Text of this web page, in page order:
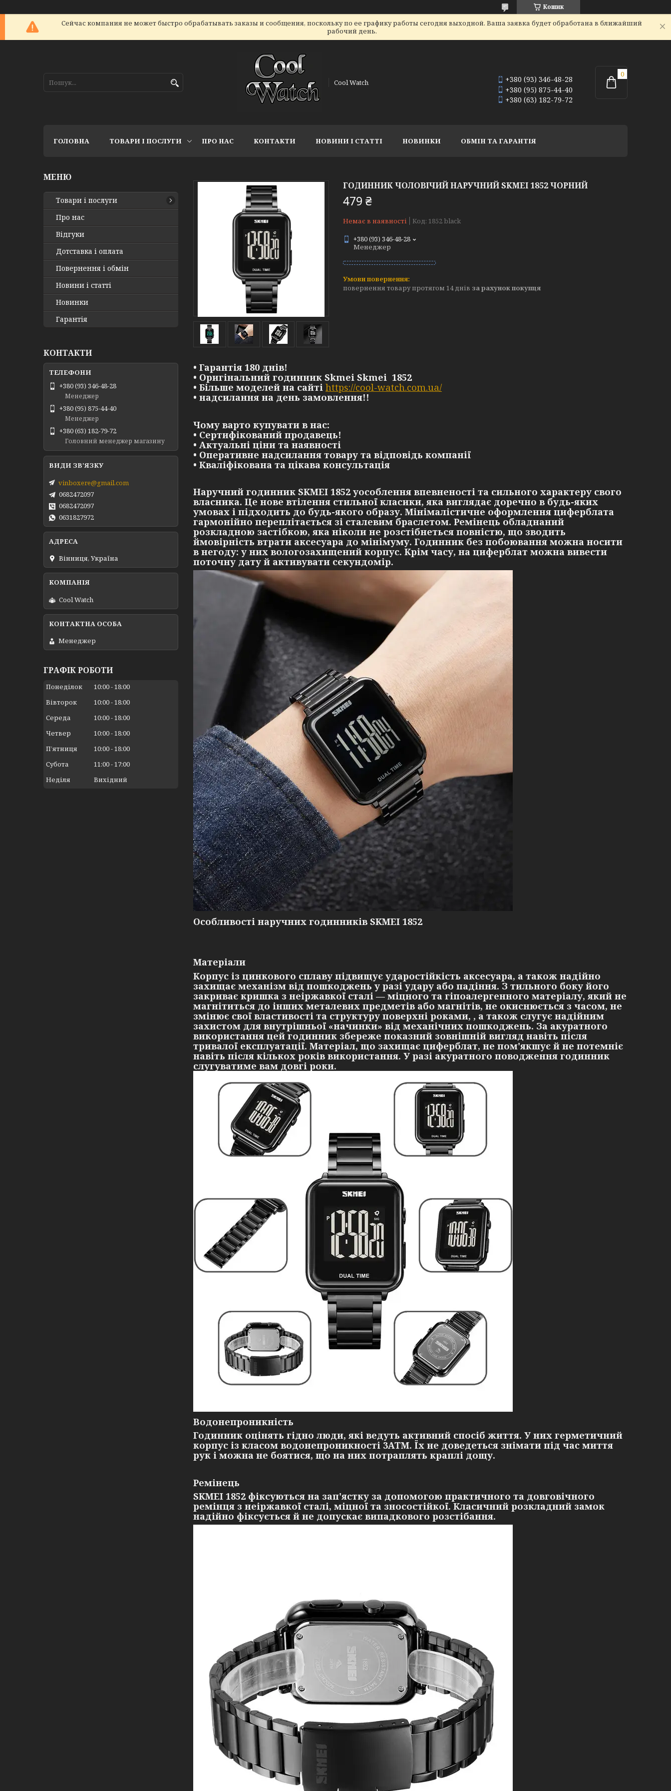
Кошик
Сейчас компания не может быстро обрабатывать заказы и сообщения, поскольку по ее графику работы сегодня выходной. Ваша заявка будет обработана в ближайший
рабочий день.
Cool Watch
+380 (93) 346-48-28
+380 (95) 875-44-40
+380 (63) 182-79-72
ГОЛОВНА ТОВАРИ І ПОСЛУГИ ПРО НАС КОНТАКТИ НОВИНИ І СТАТТІ НОВИНКИ ОБМІН ТА ГАРАНТІЯ
ГОДИННИК ЧОЛОВІЧИЙ НАРУЧНИЙ SKMEI 1852 ЧОРНИЙ
479 ₴
Немає в наявності Код: 1852 black
+380 (93) 346-48-28
Менеджер
повернення товару протягом 14 днів за рахунок покупця
• Гарантія 180 днів!
• Оригінальний годинник Skmei Skmei 1852
• Більше моделей на сайті https://cool-watch.com.ua/
• надсилання на день замовлення!!
Чому варто купувати в нас:
• Сертифікований продавець!
• Актуальні ціни та наявності
• Оперативне надсилання товару та відповідь компанії
• Кваліфікована та цікава консультація
Наручний годинник SKMEI 1852 уособлення впевненості та сильного характеру свого
власника. Це нове втілення стильної класики, яка виглядає доречно в будь-яких
умовах і підходить до будь-якого образу. Мінімалістичне оформлення циферблата
гармонійно переплітається зі сталевим браслетом. Ремінець обладнаний
розкладною застібкою, яка ніколи не розстібнеться повністю, що зводить
ймовірність втрати аксесуара до мінімуму. Годинник без побоювання можна носити
в негоду: у них вологозахищений корпус. Крім часу, на циферблат можна вивести
поточну дату й активувати секундомір.
Особливості наручних годинників SKMEI 1852
Матеріали
Корпус із цинкового сплаву підвищує ударостійкість аксесуара, а також надійно
захищає механізм від пошкоджень у разі удару або падіння. З тильного боку його
закриває кришка з неіржавкої сталі — міцного та гіпоалергенного матеріалу, який не
магнітиться до інших металевих предметів або магнітів, не окиснюється з часом, не
змінює свої властивості та структуру поверхні роками, , а також слугує надійним
захистом для внутрішньої «начинки» від механічних пошкоджень. За акуратного
використання цей годинник збереже показний зовнішній вигляд навіть після
тривалої експлуатації. Матеріал, що захищає циферблат, не пом'якшує й не потемніє
навіть після кількох років використання. У разі акуратного поводження годинник
слугуватиме вам довгі роки.
Водонепроникність
Годинник оцінять гідно люди, які ведуть активний спосіб життя. У них герметичний
корпус із класом водонепроникності 3ATM. Їх не доведеться знімати під час миття
рук і можна не боятися, що на них потраплять краплі дощу.
Ремінець
SKMEI 1852 фіксуються на зап'ястку за допомогою практичного та довговічного
ремінця з неіржавкої сталі, міцної та зносостійкої. Класичний розкладний замок
надійно фіксується й не допускає випадкового розстібання.
Товари і послуги
Про нас
Відгуки
Дотставка і оплата
Повернення і обмін
Новини і статті
Новинки
Гарантія
КОНТАКТИ
+380 (93) 346-48-28
Менеджер
+380 (95) 875-44-40
Менеджер
+380 (63) 182-79-72
Головний менеджер магазину
vinboxere@gmail.com
0682472097
0682472097
0631827972
Вінниця, Україна
Cool Watch
Менеджер
ГРАФІК РОБОТИ
Понеділок 10:00 18:00
Вівторок
10:00 18:00
Середа
10:00 18:00
Четвер
10:00 18:00
Пʼятниця
10:00 18:00
Субота
11:00 17:00
Неділя
Вихідний